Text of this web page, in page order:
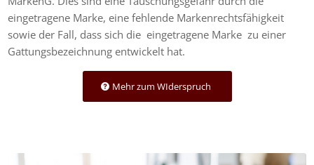
eingetragene Marke, eine fehlende Markenrechtsfähigkeit
sowie der Fall, dass sich die eingetragene Marke zu einer
Gattungsbezeichnung entwickelt hat.
Mehr zum WIderspruch